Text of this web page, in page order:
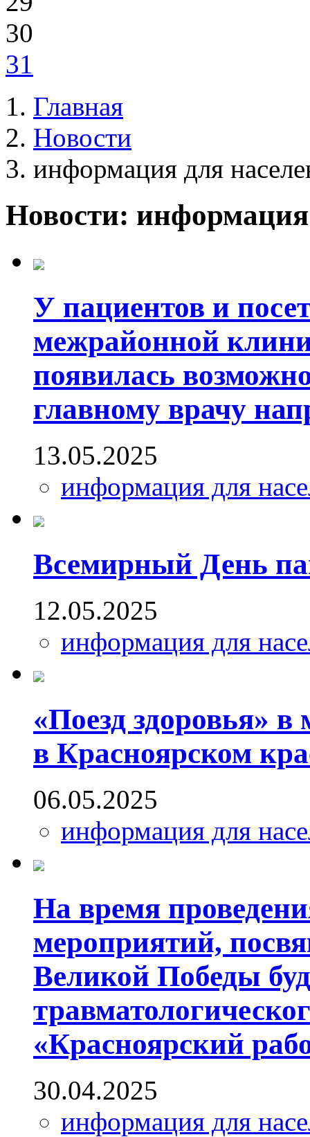
30
31
Главная
Новости
информация для
Новости:
У пациентов и
межрайонной
появилась
главному врачу
13.05.2025
информация для
Всемирный День
12.05.2025
информация для
«Поезд здоровья»
в Красноярском
06.05.2025
информация для
На время
мероприятий,
Великой Победы
«Красноярский
30.04.2025
информация для